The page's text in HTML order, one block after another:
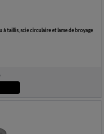
à taillis, scie circulaire et lame de broyage